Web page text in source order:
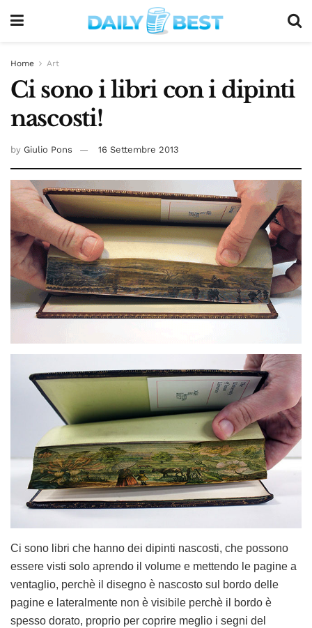
Home Art
Ci sono i libri con i dipinti
nascosti!
by Giulio Pons 16 Settembre 2013
Ci sono libri che hanno dei dipinti nascosti, che possono
essere visti solo aprendo il volume e mettendo le pagine a
ventaglio, perchè il disegno è nascosto sul bordo delle
pagine e lateralmente non è visibile perchè il bordo è
spesso dorato, proprio per coprire meglio i segni del